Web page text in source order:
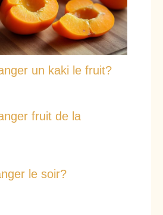
un kaki le fruit?
fruit de la
le soir?